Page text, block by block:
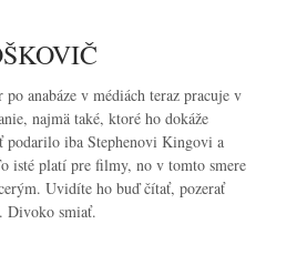
anabáze v médiách teraz pracuje v
najmä také, ktoré ho dokáže
podarilo iba Stephenovi Kingovi a
isté platí pre filmy, no v tomto smere
Uvidíte ho buď čítať, pozerať
Divoko smiať.